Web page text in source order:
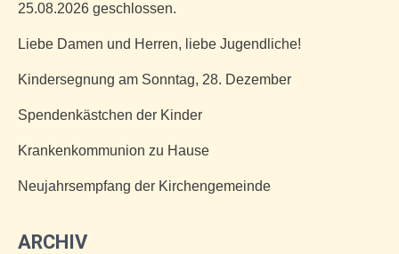
25.08.2026 geschlossen.
Liebe Damen und Herren, liebe Jugendliche!
Kindersegnung am Sonntag, 28. Dezember
Spendenkästchen der Kinder
Krankenkommunion zu Hause
Neujahrsempfang der Kirchengemeinde
ARCHIV